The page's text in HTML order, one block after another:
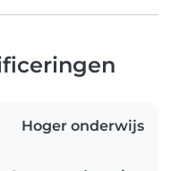
Hoger onderwijs